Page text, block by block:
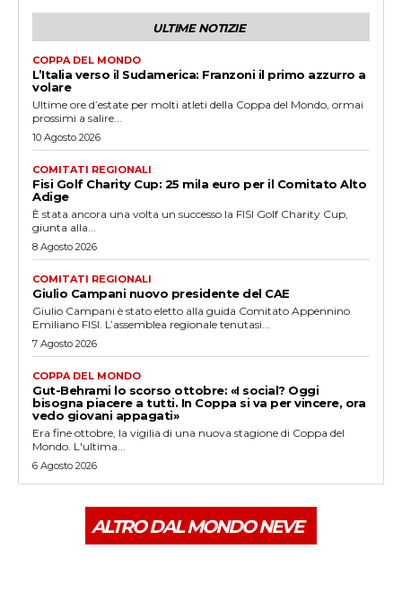
ULTIME NOTIZIE
COPPA DEL MONDO
L’Italia verso il Sudamerica: Franzoni il primo azzurro a
volare
Ultime ore d’estate per molti atleti della Coppa del Mondo, ormai
prossimi a salire...
10 Agosto 2026
COMITATI REGIONALI
Fisi Golf Charity Cup: 25 mila euro per il Comitato Alto
Adige
È stata ancora una volta un successo la FISI Golf Charity Cup,
giunta alla...
8 Agosto 2026
COMITATI REGIONALI
Giulio Campani nuovo presidente del CAE
Giulio Campani è stato eletto alla guida Comitato Appennino
Emiliano FISI. L’assemblea regionale tenutasi...
7 Agosto 2026
COPPA DEL MONDO
Gut-Behrami lo scorso ottobre: «I social? Oggi
bisogna piacere a tutti. In Coppa si va per vincere, ora
vedo giovani appagati»
Era fine ottobre, la vigilia di una nuova stagione di Coppa del
Mondo. L'ultima...
6 Agosto 2026
ALTRO DAL MONDO NEVE